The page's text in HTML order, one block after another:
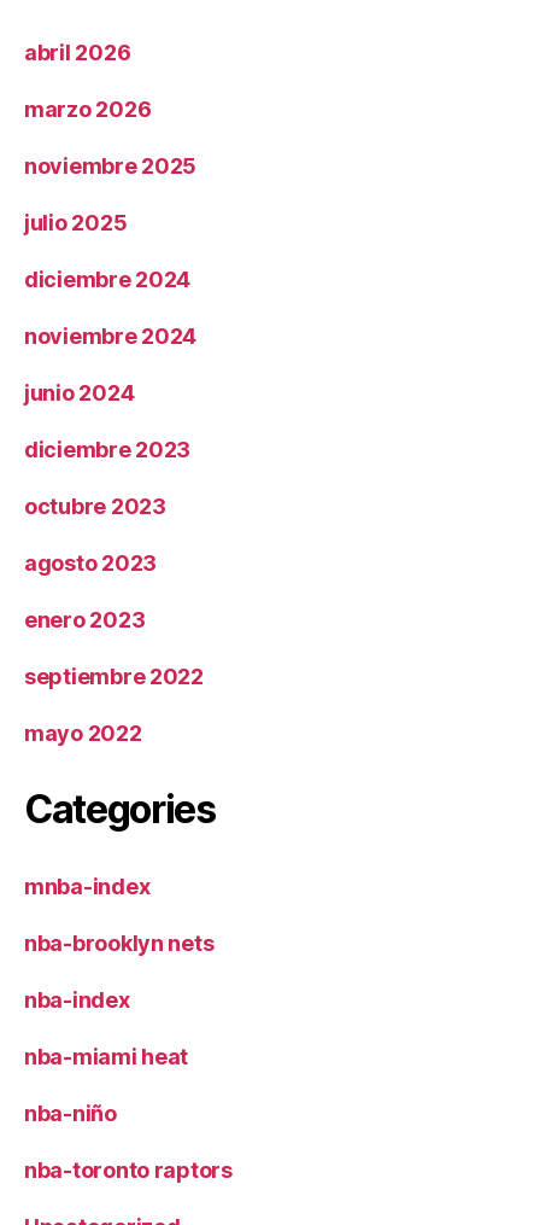
abril 2026
marzo 2026
noviembre 2025
julio 2025
diciembre 2024
noviembre 2024
junio 2024
diciembre 2023
octubre 2023
agosto 2023
enero 2023
septiembre 2022
mayo 2022
Categories
mnba-index
nba-brooklyn nets
nba-index
nba-miami heat
nba-niño
nba-toronto raptors